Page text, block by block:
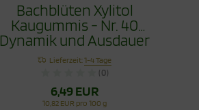
Bachblüten Xylitol
Kaugummis - Nr. 40
Dynamik und Ausdauer
60g
Lieferzeit:1-4 Tage
(0)
6,49 EUR
10,82 EUR pro 100 g